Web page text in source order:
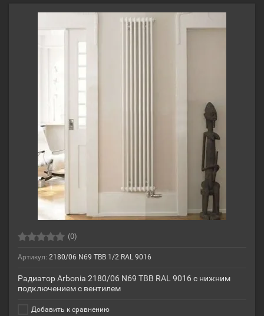
(0)
Артикул: 2180/06 N69 ТВВ 1/2 RAL 9016
Радиатор Arbonia 2180/06 N69 ТВВ RAL 9016 с нижним
подключением с вентилем
Добавить к сравнению